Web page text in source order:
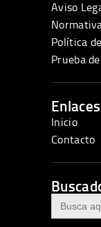
Aviso
Política
Prueba
Enlaces
Inicio
Contacto
Buscar: